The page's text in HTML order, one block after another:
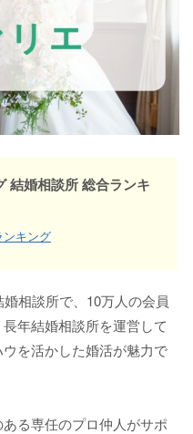
結婚相談所 総合ランキ
キング
相談所で、10万人の会員
年結婚相談所を運営して
を活かした婚活が魅力で
る専任のプロ仲人がサポ